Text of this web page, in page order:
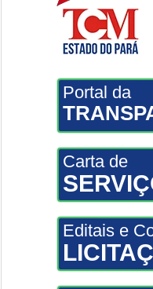
Portal da
Carta de
Editais e